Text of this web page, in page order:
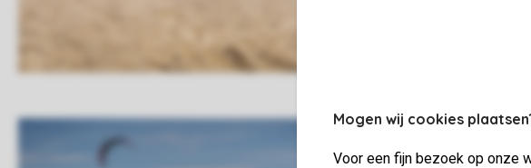
Mogen wij cookies
Voor een fijn bezoek op onze
Sports et